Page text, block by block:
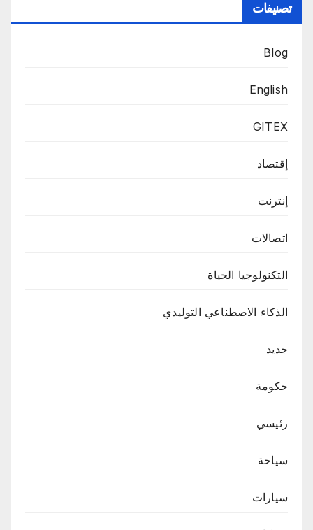
تصنيفات
Blog
English
GITEX
إقتصاد
إنترنت
اتصالات
التكنولوجيا الحياة
الذكاء الاصطناعي التوليدي
جديد
حكومة
رئيسي
سياحة
سيارات